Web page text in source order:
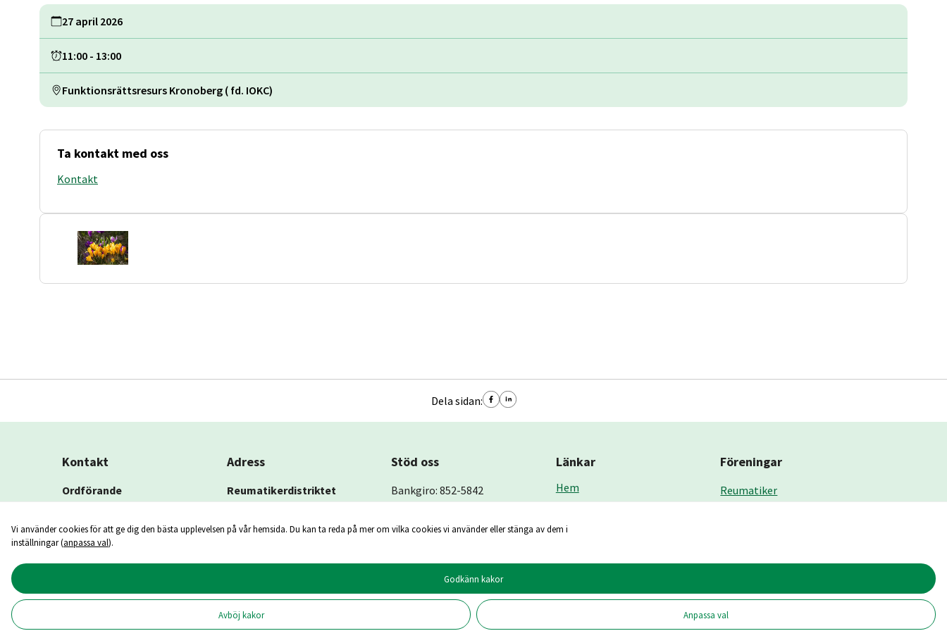
27 april 2026
11:00 - 13:00
Funktionsrättsresurs Kronoberg ( fd. IOKC)
Ta kontakt med oss
Kontakt
Dela sidan:
Kontakt
Ordförande
Tel: 070-52 804 03
E-post: per-
Adress
Reumatikerdistriktet
Högsbyvägen 3, plan 3
Stöd oss
Bankgiro: 852-5842
Länkar
Hem
Kontakt
Föreningar
Reumatiker
Växjö
Vi använder cookies för att ge dig den bästa upplevelsen på vår hemsida. Du kan ta reda på mer om vilka cookies vi använder eller stänga av dem i
inställningar (anpassa val).
Godkänn kakor
Avböj kakor Anpassa val